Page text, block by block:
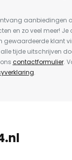
aanbiedingen
en zo veel meer!
klant
tijde uitschrijven
contactformulier.
.